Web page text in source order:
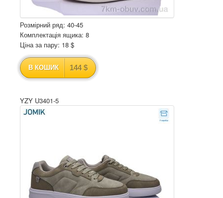
Розмірний ряд: 40-45
Комплектація ящика: 8
Ціна за пару: 18 $
В КОШИК 144 $
YZY U3401-5